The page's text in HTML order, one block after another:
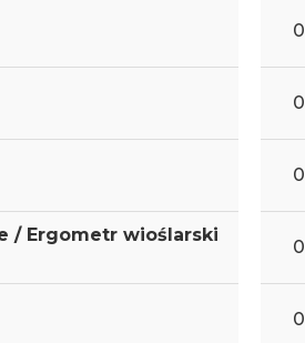
0
0
0
/ Ergometr wioślarski
0
0